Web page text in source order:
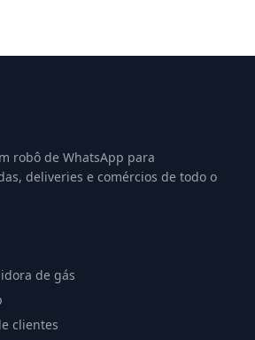
robô de WhatsApp para
deliveries e comércios de todo o
de gás
clientes